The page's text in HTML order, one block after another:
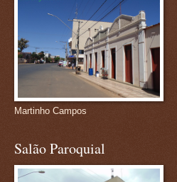
Martinho Campos
Salão Paroquial